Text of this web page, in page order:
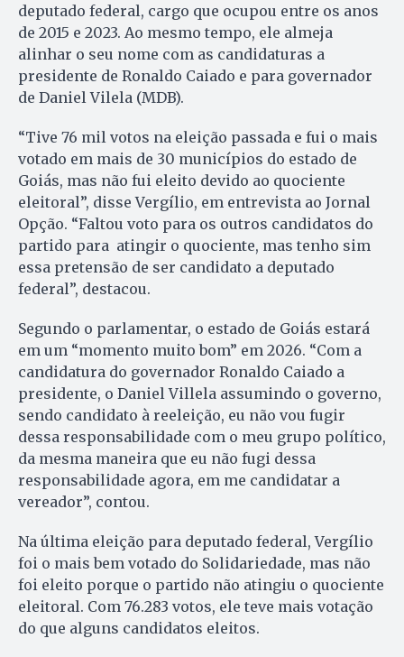
deputado federal, cargo que ocupou entre os anos
de 2015 e 2023. Ao mesmo tempo, ele almeja
alinhar o seu nome com as candidaturas a
presidente de Ronaldo Caiado e para governador
de Daniel Vilela (MDB).
“Tive 76 mil votos na eleição passada e fui o mais
votado em mais de 30 municípios do estado de
Goiás, mas não fui eleito devido ao quociente
eleitoral”, disse Vergílio, em entrevista ao Jornal
Opção. “Faltou voto para os outros candidatos do
partido para atingir o quociente, mas tenho sim
essa pretensão de ser candidato a deputado
federal”, destacou.
Segundo o parlamentar, o estado de Goiás estará
em um “momento muito bom” em 2026. “Com a
candidatura do governador Ronaldo Caiado a
presidente, o Daniel Villela assumindo o governo,
sendo candidato à reeleição, eu não vou fugir
dessa responsabilidade com o meu grupo político,
da mesma maneira que eu não fugi dessa
responsabilidade agora, em me candidatar a
vereador”, contou.
Na última eleição para deputado federal, Vergílio
foi o mais bem votado do Solidariedade, mas não
foi eleito porque o partido não atingiu o quociente
eleitoral. Com 76.283 votos, ele teve mais votação
do que alguns candidatos eleitos.